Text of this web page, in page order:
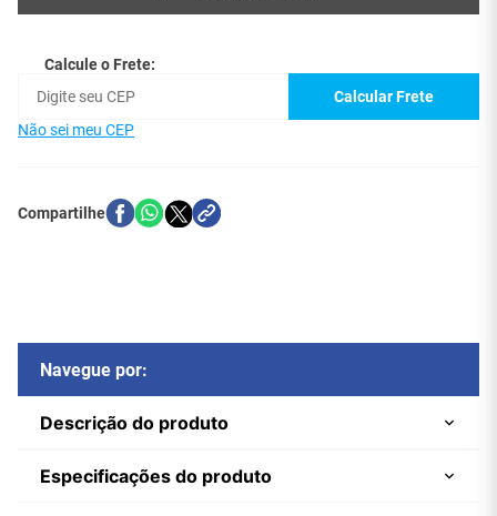
Calcule o Frete:
Calcular Frete
Não sei meu CEP
Navegue por:
Descrição do produto
O Filtro de Linha Bivolt com 4 Tomadas Padrão NBR
Especificações do produto